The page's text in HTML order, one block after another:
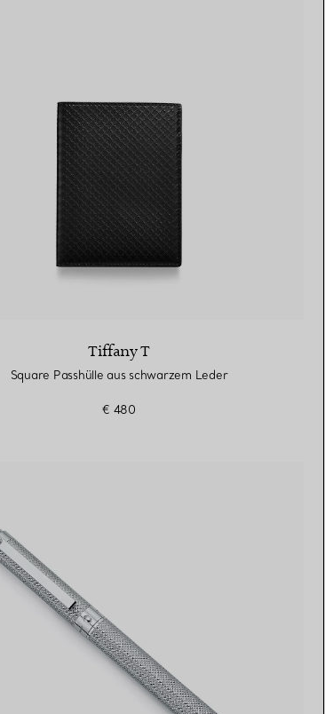
Tiffany T
Square Passhülle aus schwarzem Leder
€ 480